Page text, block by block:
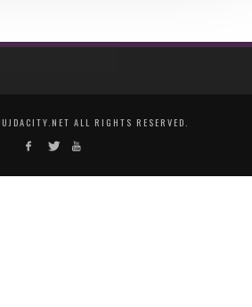
ALL RIGHTS RESERVED.